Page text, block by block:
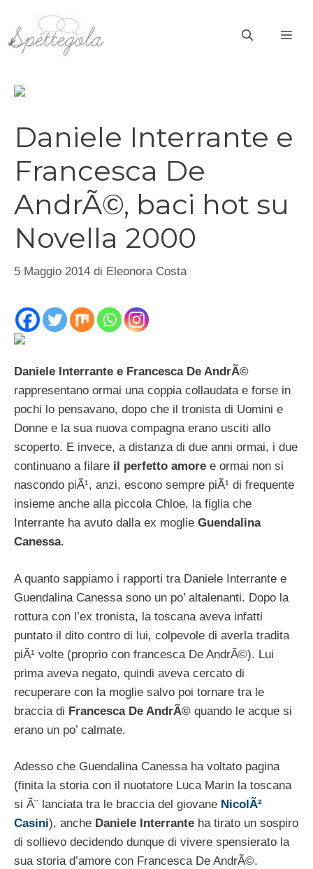
contenuto
Daniele Interrante e
Francesca De
AndrÃ©, baci hot su
Novella 2000
5 Maggio 2014 di Eleonora Costa
Daniele Interrante e Francesca De AndrÃ©
rappresentano ormai una coppia collaudata e forse in
pochi lo pensavano, dopo che il tronista di Uomini e
Donne e la sua nuova compagna erano usciti allo
scoperto. E invece, a distanza di due anni ormai, i due
continuano a filare il perfetto amore e ormai non si
nascondo piÃ¹, anzi, escono sempre piÃ¹ di frequente
insieme anche alla piccola Chloe, la figlia che
Interrante ha avuto dalla ex moglie Guendalina
Canessa.
A quanto sappiamo i rapporti tra Daniele Interrante e
Guendalina Canessa sono un po’ altalenanti. Dopo la
rottura con l’ex tronista, la toscana aveva infatti
puntato il dito contro di lui, colpevole di averla tradita
piÃ¹ volte (proprio con francesca De AndrÃ©). Lui
prima aveva negato, quindi aveva cercato di
recuperare con la moglie salvo poi tornare tra le
braccia di Francesca De AndrÃ© quando le acque si
erano un po’ calmate.
Adesso che Guendalina Canessa ha voltato pagina
(finita la storia con il nuotatore Luca Marin la toscana
si Ã¨ lanciata tra le braccia del giovane NicolÃ²
Casini), anche Daniele Interrante ha tirato un sospiro
di sollievo decidendo dunque di vivere spensierato la
sua storia d’amore con Francesca De AndrÃ©.